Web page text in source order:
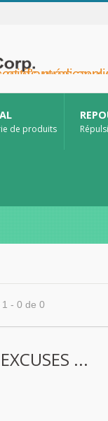
oncologie, la protection cutanée, les soins de la muqueuse nasale et la protection des plaies à domicile. Nous
de produits
1 - 0 de 0
...